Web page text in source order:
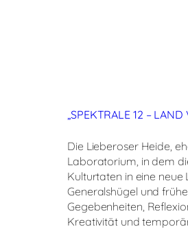
„SPEKTRALE 12 –
Die Lieberoser Heide,
Laboratorium, in dem
Kulturtaten in eine
Generalshügel und
Gegebenheiten,
Kreativität und